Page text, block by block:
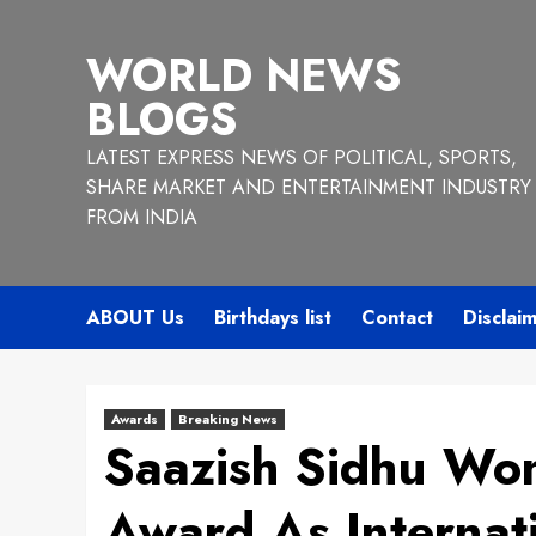
WORLD NEWS
BLOGS
LATEST EXPRESS NEWS OF POLITICAL, SPORTS,
SHARE MARKET AND ENTERTAINMENT INDUSTRY
FROM INDIA
ABOUT Us Birthdays list Contact
Awards Breaking News
Saazish Sidhu